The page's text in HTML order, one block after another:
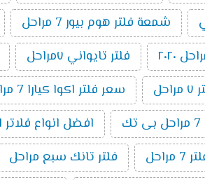
شمعة فلتر هوم بيور 7 مراحل
فلتر تايواني ٧مراحل
سعر فلتر اكوا كيارا 7 مراحل
افضل انواع فلاتر
فلتر تانك سبع مراحل